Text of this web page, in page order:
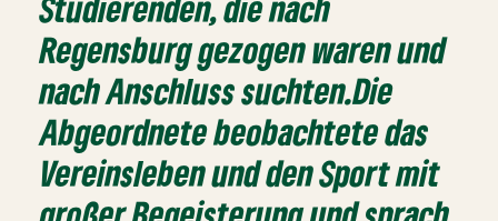
Regensburg gezogen waren und
nach Anschluss suchten.Die
Abgeordnete beobachtete das
Vereinsleben und den Sport mit